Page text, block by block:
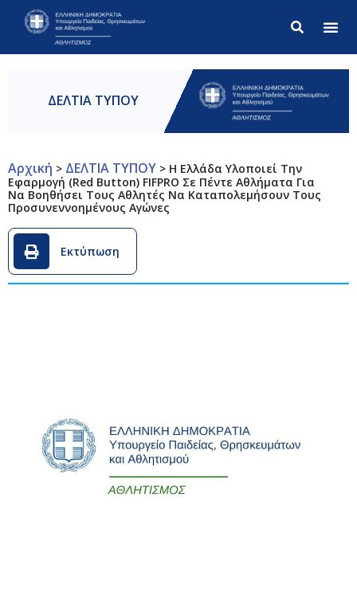
ΔΕΛΤΙΑ ΤΥΠΟΥ
Αρχική > ΔΕΛΤΙΑ ΤΥΠΟΥ > Η Ελλάδα Υλοποιεί Την
Εφαρμογή (Red Button) FIFPRO Σε Πέντε Αθλήματα Για
Να Βοηθήσει Τους Αθλητές Να Καταπολεμήσουν Τους
Προσυνεννοημένους Αγώνες
Εκτύπωση